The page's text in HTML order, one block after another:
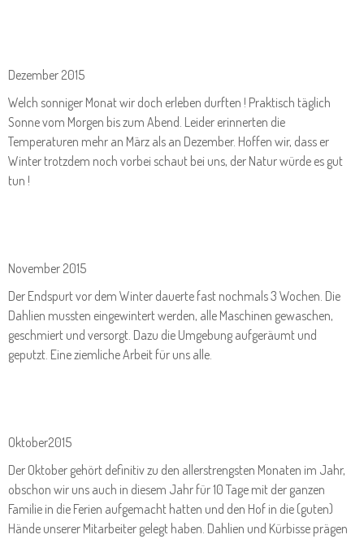
Dezember 2015
Welch sonniger Monat wir doch erleben durften ! Praktisch täglich
Sonne vom Morgen bis zum Abend. Leider erinnerten die
Temperaturen mehr an März als an Dezember. Hoffen wir, dass er
Winter trotzdem noch vorbei schaut bei uns, der Natur würde es gut
tun !
November 2015
Der Endspurt vor dem Winter dauerte fast nochmals 3 Wochen. Die
Dahlien mussten eingewintert werden, alle Maschinen gewaschen,
geschmiert und versorgt. Dazu die Umgebung aufgeräumt und
geputzt. Eine ziemliche Arbeit für uns alle.
Oktober2015
Der Oktober gehört definitiv zu den allerstrengsten Monaten im Jahr,
obschon wir uns auch in diesem Jahr für 10 Tage mit der ganzen
Familie in die Ferien aufgemacht hatten und den Hof in die (guten)
Hände unserer Mitarbeiter gelegt haben. Dahlien und Kürbisse prägen